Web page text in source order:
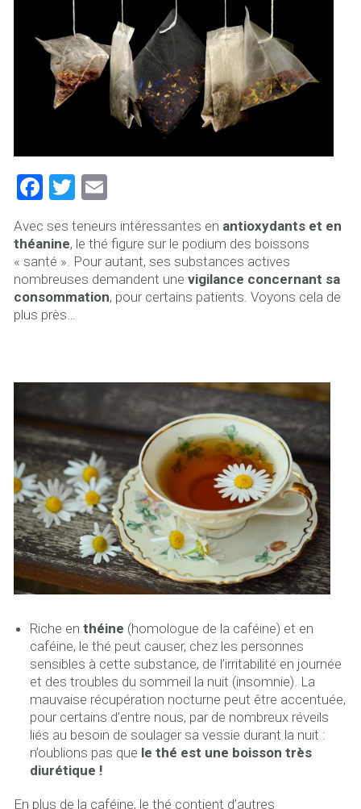
F
ce
b
o
ok
T
tt
er
m
ai
l
Avec ses teneurs intéressantes en antioxydants et en
théanine, le thé figure sur le podium des boissons
« santé ». Pour autant, ses substances actives
nombreuses demandent une vigilance concernant sa
consommation, pour certains patients. Voyons cela de
plus près…
Riche en théine (homologue de la caféine) et en
caféine, le thé peut causer, chez les personnes
sensibles à cette substance, de l’irritabilité en journée
et des troubles du sommeil la nuit (insomnie). La
mauvaise récupération nocturne peut être accentuée,
pour certains d’entre nous, par de nombreux réveils
liés au besoin de soulager sa vessie durant la nuit :
n’oublions pas que le thé est une boisson très
diurétique !
En plus de la caféine, le thé contient d’autres